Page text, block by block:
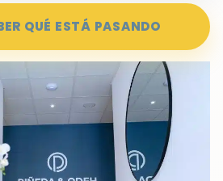
QUÉ ESTÁ PASANDO